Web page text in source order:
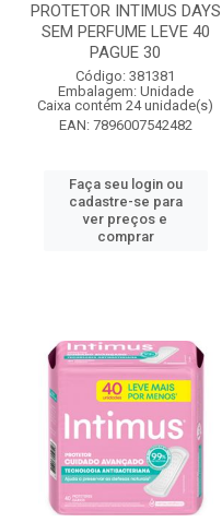
PROTETOR INTIMUS DAYS
SEM PERFUME LEVE 40
PAGUE 30
Código: 381381
Embalagem: Unidade
Caixa contém 24 unidade(s)
EAN: 7896007542482
Faça seu login ou
cadastre-se para
ver preços e
comprar